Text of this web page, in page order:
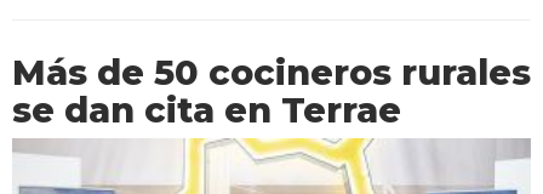
Más de 50 cocineros rurales
se dan cita en Terrae